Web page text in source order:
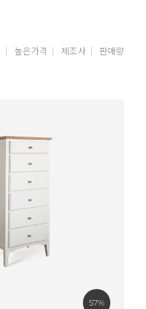
높은가격 제조사 판매량
57%